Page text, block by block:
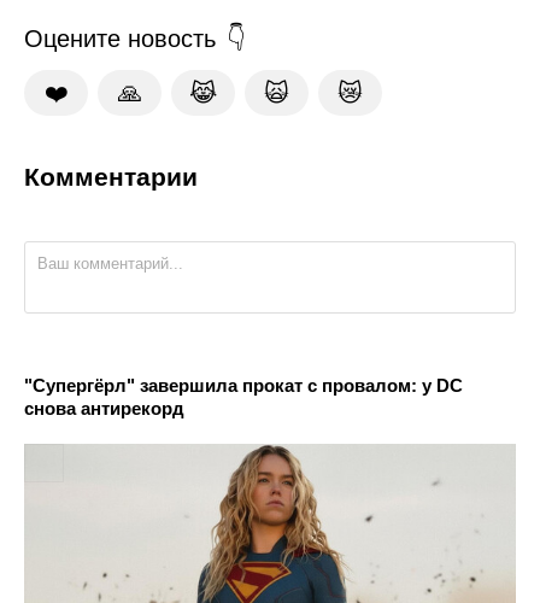
Оцените новость
❤️ 🙏 😹 🙀 😿
Комментарии
"Супергёрл" завершила прокат с провалом: у DC
снова антирекорд